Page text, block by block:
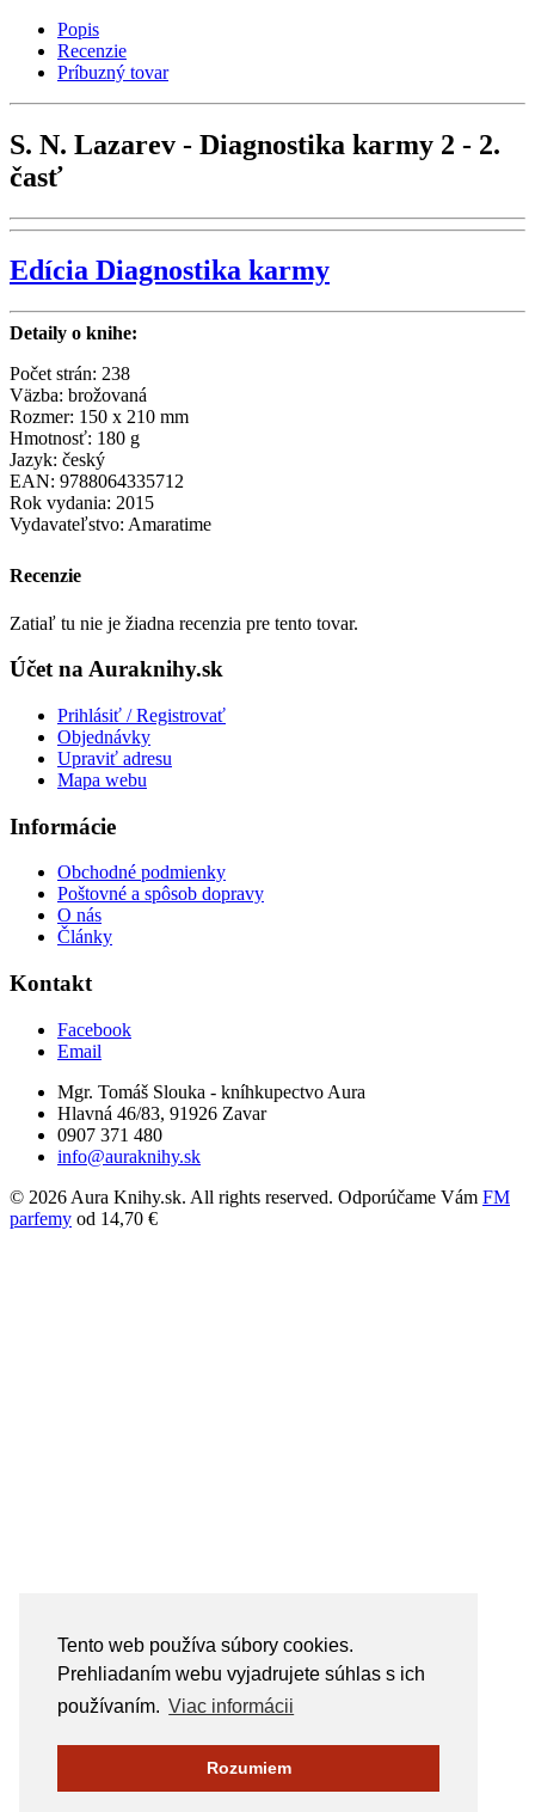
Tento web používa súbory cookies.
Prehliadaním webu vyjadrujete súhlas s ich
používaním. Viac informácii
Rozumiem
Popis
Recenzie
Príbuzný tovar
S. N. Lazarev - Diagnostika karmy 2 - 2.
časť
Edícia Diagnostika karmy
Detaily o knihe:
Počet strán: 238
Väzba: brožovaná
Rozmer: 150 x 210 mm
Hmotnosť: 180 g
Jazyk: český
EAN: 9788064335712
Rok vydania: 2015
Vydavateľstvo: Amaratime
Recenzie
Zatiaľ tu nie je žiadna recenzia pre tento tovar.
Účet na Auraknihy.sk
Prihlásiť / Registrovať
Objednávky
Upraviť adresu
Mapa webu
Informácie
Obchodné podmienky
Poštovné a spôsob dopravy
O nás
Články
Kontakt
Facebook
Email
Mgr. Tomáš Slouka - kníhkupectvo Aura
Hlavná 46/83, 91926 Zavar
0907 371 480
info@auraknihy.sk
© 2026 Aura Knihy.sk. All rights reserved. Odporúčame Vám FM
parfemy od 14,70 €